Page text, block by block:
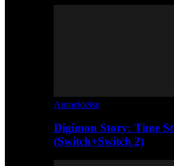
Anmeldelse
Digimon Story: Time
(Switch+Switch 2)